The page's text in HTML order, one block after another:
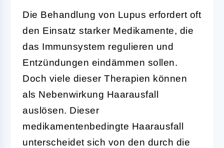
Die Behandlung von Lupus erfordert oft
den Einsatz starker Medikamente, die
das Immunsystem regulieren und
Entzündungen eindämmen sollen.
Doch viele dieser Therapien können
als Nebenwirkung Haarausfall
auslösen. Dieser
medikamentenbedingte Haarausfall
unterscheidet sich von den durch die